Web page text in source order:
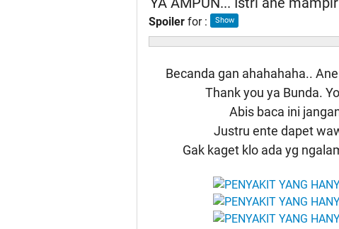
Spoiler for :
Becanda gan ahahahaha..
Thank you ya Bunda.
Abis baca ini
Justru ente dapet
Gak kaget klo ada yg